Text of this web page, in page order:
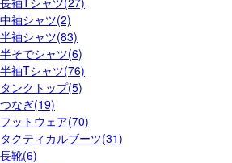
中袖シャツ(2)
半袖シャツ(83)
半そでシャツ(6)
半袖Tシャツ(76)
タンクトップ(5)
つなぎ(19)
フットウェア(70)
タクティカルブーツ(31)
長靴(6)